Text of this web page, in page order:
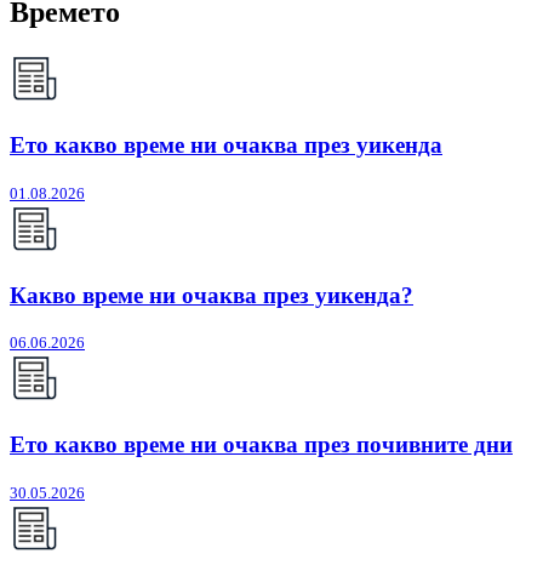
Времето
Ето какво време ни очаква през уикенда
01.08.2026
Какво време ни очаква през уикенда?
06.06.2026
Ето какво време ни очаква през почивните дни
30.05.2026